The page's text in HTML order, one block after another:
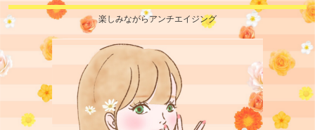
楽しみながらアンチエイジング